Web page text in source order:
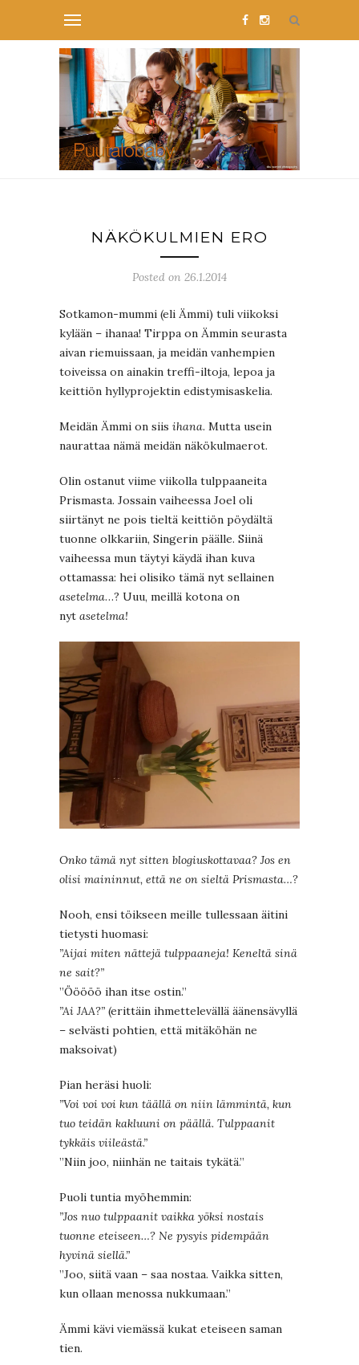
NÄKÖKULMIEN ERO
Posted on 26.1.2014
Sotkamon-mummi (eli Ämmi) tuli viikoksi
kylään – ihanaa! Tirppa on Ämmin seurasta
aivan riemuissaan, ja meidän vanhempien
toiveissa on ainakin treffi-iltoja, lepoa ja
keittiön hyllyprojektin edistymisaskelia.
Meidän Ämmi on siis ihana. Mutta usein
naurattaa nämä meidän näkökulmaerot.
Olin ostanut viime viikolla tulppaaneita
Prismasta. Jossain vaiheessa Joel oli
siirtänyt ne pois tieltä keittiön pöydältä
tuonne olkkariin, Singerin päälle. Siinä
vaiheessa mun täytyi käydä ihan kuva
ottamassa: hei olisiko tämä nyt sellainen
asetelma…? Uuu, meillä kotona on
nyt asetelma!
Onko tämä nyt sitten blogiuskottavaa? Jos en
olisi maininnut, että ne on sieltä Prismasta…?
Nooh, ensi töikseen meille tullessaan äitini
tietysti huomasi:
”Aijai miten nättejä tulppaaneja! Keneltä sinä
ne sait?”
”Ööööö ihan itse ostin.”
”Ai JAA?” (erittäin ihmettelevällä äänensävyllä
– selvästi pohtien, että mitäköhän ne
maksoivat)
Pian heräsi huoli:
”Voi voi voi kun täällä on niin lämmintä, kun
tuo teidän kakluuni on päällä. Tulppaanit
tykkäis viileästä.”
”Niin joo, niinhän ne taitais tykätä.”
Puoli tuntia myöhemmin:
”Jos nuo tulppaanit vaikka yöksi nostais
tuonne eteiseen…? Ne pysyis pidempään
hyvinä siellä.”
”Joo, siitä vaan – saa nostaa. Vaikka sitten,
kun ollaan menossa nukkumaan.”
Ämmi kävi viemässä kukat eteiseen saman
tien.